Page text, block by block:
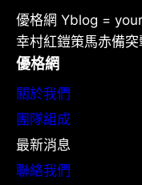
優格網 Yblog =
幸村紅鎧策馬赤備
優格網
關於我們
團隊組成
最新消息
聯絡我們